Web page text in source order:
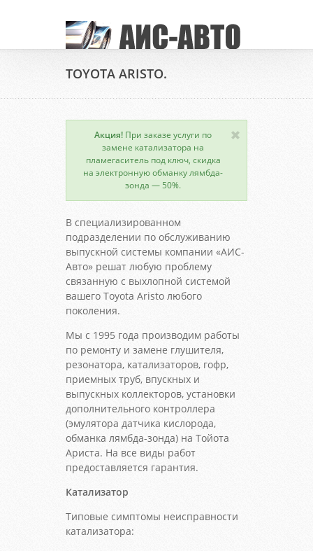
TOYOTA ARISTO.
Акция! При заказе услуги по
замене катализатора на
пламегаситель под ключ, скидка
на электронную обманку лямбда-
зонда — 50%.
В специализированном
подразделении по обслуживанию
выпускной системы компании «АИС-
Авто» решат любую проблему
связанную с выхлопной системой
вашего Toyota Aristo любого
поколения.
Мы с 1995 года производим работы
по ремонту и замене глушителя,
резонатора, катализаторов, гофр,
приемных труб, впускных и
выпускных коллекторов, установки
дополнительного контроллера
(эмулятора датчика кислорода,
обманка лямбда-зонда) на Тойота
Ариста. На все виды работ
предоставляется гарантия.
Катализатор
Типовые симптомы неисправности
катализатора: